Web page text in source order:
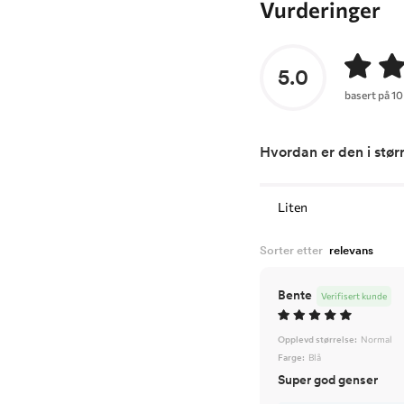
Vurderinger
5.0
basert på
Hvordan er den i
Liten
Sorter etter
Bente Verifisert kunde
Opplevd størrelse: Normal
Farge: Blå
Super god genser